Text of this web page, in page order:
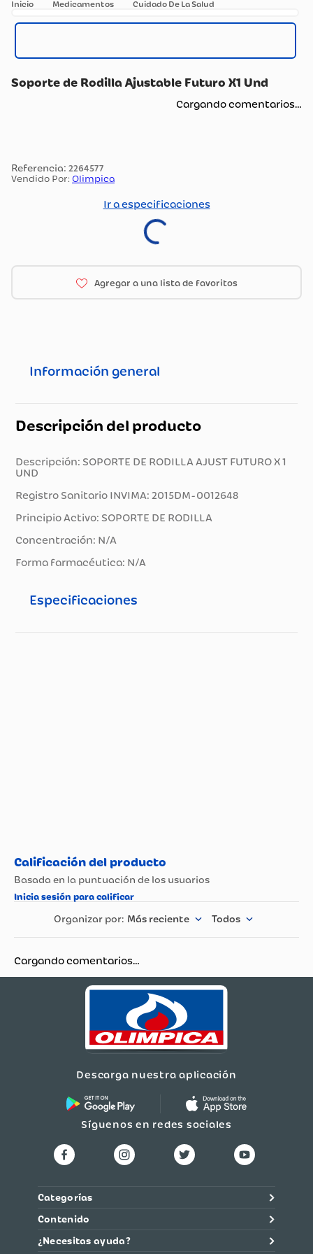
Medicamentos Cuidado De La Salud
Soporte de Rodilla Ajustable Futuro X1 Und
Cargando comentarios…
: 2264577
Vendido Por: Olimpica
Ir a especificaciones
Información general
Descripción del producto
Descripción: SOPORTE DE RODILLA AJUST FUTURO X 1
UND
Registro Sanitario INVIMA: 2015DM-0012648
Principio Activo: SOPORTE DE RODILLA
Concentración: N/A
Forma farmacéutica: N/A
Especificaciones
Más reciente Todos
Cargando comentarios…
Descarga nuestra aplicación
Síguenos en redes sociales
Categorías
Contenido
¿Necesitas ayuda?